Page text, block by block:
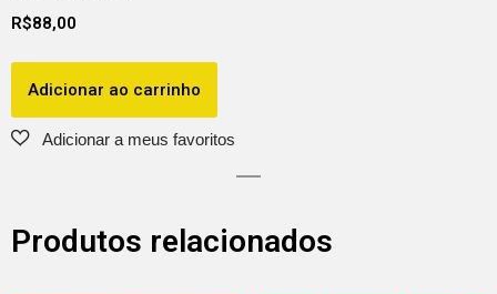
R$88,00
Adicionar ao carrinho
Produtos relacionados